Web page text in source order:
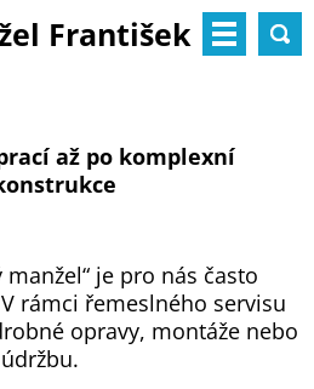
František
až po komplexní
manžel“ je pro nás často
rámci řemeslného servisu
opravy, montáže nebo
údržbu.